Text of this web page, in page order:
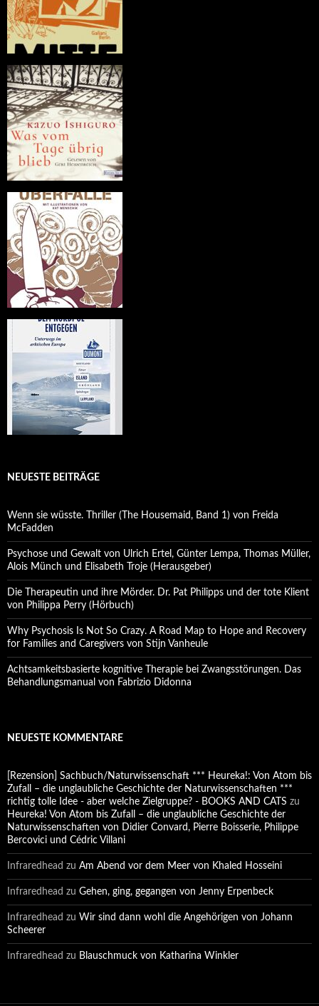
NEUESTE BEITRÄGE
Wenn sie wüsste. Thriller (The Housemaid, Band 1) von Freida
McFadden
Psychose und Gewalt von Ulrich Ertel, Günter Lempa, Thomas Müller,
Alois Münch und Elisabeth Troje (Herausgeber)
Die Therapeutin und ihre Mörder. Dr. Pat Philipps und der tote Klient
von Philippa Perry (Hörbuch)
Why Psychosis Is Not So Crazy. A Road Map to Hope and Recovery
for Families and Caregivers von Stijn Vanheule
Achtsamkeitsbasierte kognitive Therapie bei Zwangsstörungen. Das
Behandlungsmanual von Fabrizio Didonna
NEUESTE KOMMENTARE
[Rezension] Sachbuch/Naturwissenschaft *** Heureka!: Von Atom bis
Zufall – die unglaubliche Geschichte der Naturwissenschaften ***
richtig tolle Idee - aber welche Zielgruppe? - BOOKS AND CATS zu
Heureka! Von Atom bis Zufall – die unglaubliche Geschichte der
Naturwissenschaften von Didier Convard, Pierre Boisserie, Philippe
Bercovici und Cédric Villani
Infraredhead zu Am Abend vor dem Meer von Khaled Hosseini
Infraredhead zu Gehen, ging, gegangen von Jenny Erpenbeck
Infraredhead zu Wir sind dann wohl die Angehörigen von Johann
Scheerer
Infraredhead zu Blauschmuck von Katharina Winkler